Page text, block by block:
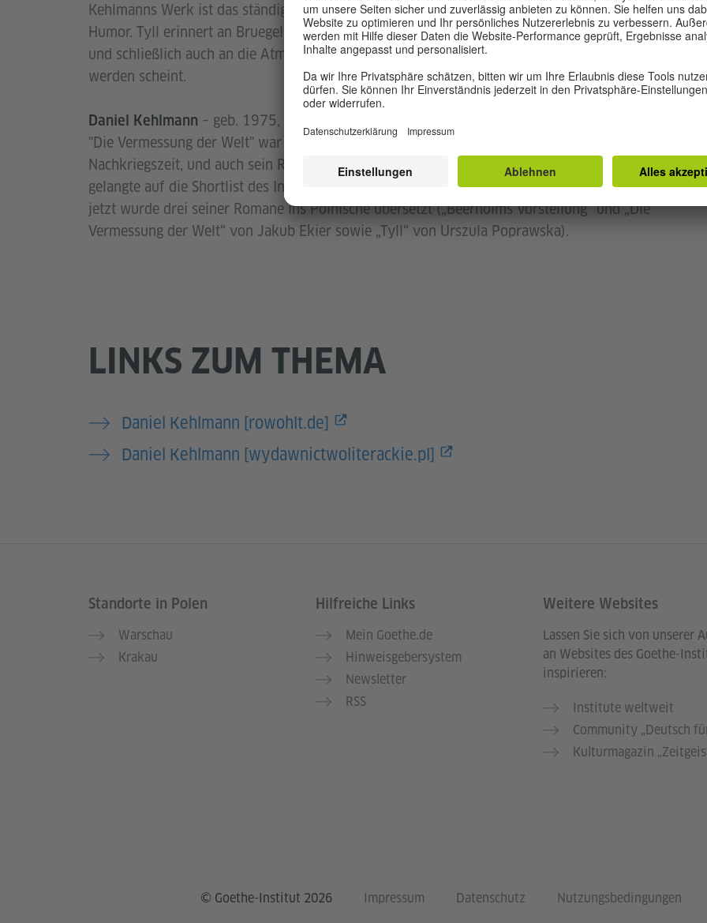
Kehlmanns Werk ist das ständige Nebeneinander von Horror und Komik, Grausamkeit und
Humor. Tyll erinnert an Bruegel oder Bosch, dann an die Wirkung von gebogenen Spiegeln
und schließlich auch an die Atmosphäre eines verrückten Jahrmarkts, zu dem die Welt zu
werden scheint.
Daniel Kehlmann – geb. 1975, wurde für sein Werk mehrfach ausgezeichnet. Sein Roman
"Die Vermessung der Welt" war eines der erfolgreichsten deutschen Bücher der
Nachkriegszeit, und auch sein Roman "Tyll" stand monatelang auf den Bestsellerlisten und
gelangte auf die Shortlist des International Booker Prize. Daniel Kehlmann lebt in Berlin. Bis
jetzt wurde drei seiner Romane ins Polnische übersetzt („Beerholms Vorstellung“ und „Die
Vermessung der Welt“ von Jakub Ekier sowie „Tyll“ von Urszula Poprawska).
LINKS ZUM THEMA
Daniel Kehlmann [rowohlt.de]
Daniel Kehlmann [wydawnictwoliterackie.pl]
Service- und Informationsbereich
Standorte in Polen
Warschau
Krakau
Hilfreiche Links
Mein Goethe.de
Hinweisgebersystem
Newsletter
RSS
Weitere Websites
Lassen Sie sich von unserer
an Websites des Goethe-
inspirieren:
Institute weltweit
Community „Deutsch
Kulturmagazin
© Goethe-Institut 2026 Impressum Datenschutz Nutzungsbedingungen